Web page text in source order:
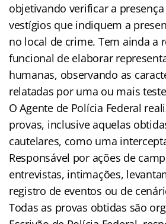
objetivando verificar a
vestígios que indiquem a
no local de crime. Tem ainda a
funcional de elaborar
humanas, observando as
relatadas por uma ou mais
O Agente de Polícia Federal
provas, inclusive aquelas
cautelares, como uma
Responsável por ações de
entrevistas, intimações,
registro de eventos ou de
Todas as provas obtidas são